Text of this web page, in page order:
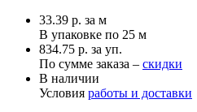
33.39 р. за м
В упаковке по 25 м
834.75 р. за уп.
По сумме заказа – скидки
В наличии
Условия работы и доставки